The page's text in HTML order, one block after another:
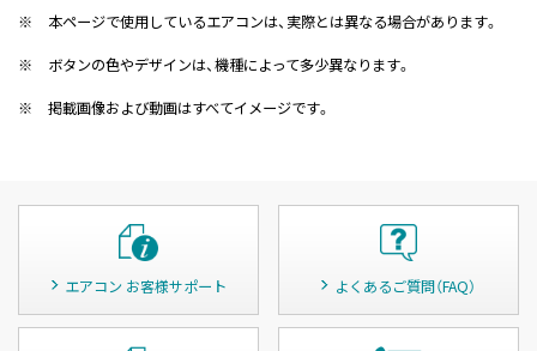
※
本ページで使用しているエアコンは、実際とは異なる場合があります。
※
ボタンの色やデザインは、機種によって多少異なります。
※
掲載画像および動画はすべてイメージです。
エアコン お客様サポート よくあるご質問（FAQ）